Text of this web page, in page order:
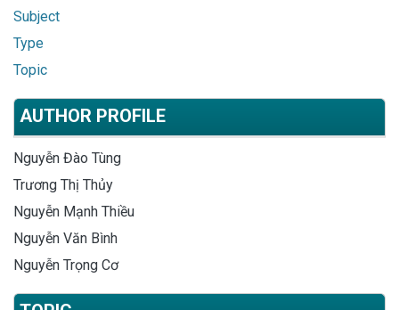
Subject
Type
Topic
AUTHOR PROFILE
Nguyễn Đào Tùng
Trương Thị Thủy
Nguyễn Mạnh Thiều
Nguyễn Văn Bình
Nguyễn Trọng Cơ